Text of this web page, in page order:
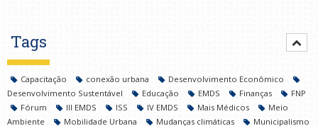
Tags
Capacitação conexão urbana
Desenvolvimento Econômico
Desenvolvimento Sustentável
Educação EMDS Finanças
FNP
Fórum
III EMDS ISS IV EMDS Mais Médicos
Meio
Ambiente
Mobilidade Urbana Mudanças climáticas
Municipalismo